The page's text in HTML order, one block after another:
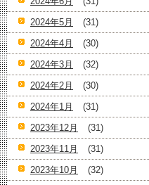
2024年5月
(31)
2024年4月
(30)
2024年3月
(32)
2024年2月
(30)
2024年1月
(31)
2023年12月
(31)
2023年11月
(31)
2023年10月
(32)